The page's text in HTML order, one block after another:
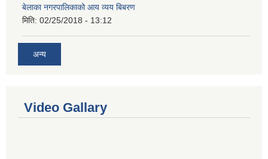
बेलाका नगरपालिकाको आय व्यय बिबरण
मिति: 02/25/2018 - 13:12
अन्य
Video Gallary